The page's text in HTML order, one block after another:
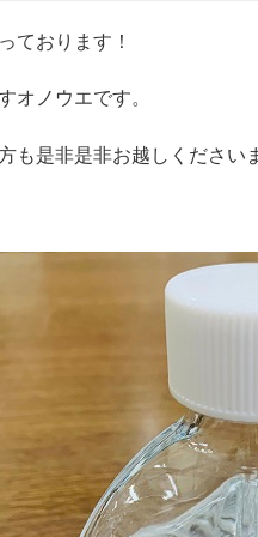
ております！
オノウエです。
も是非是非お越しください